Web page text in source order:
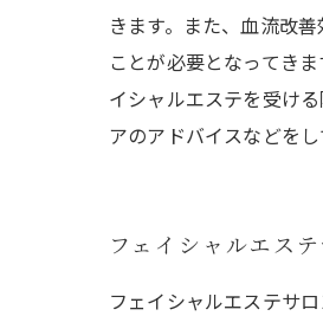
きます。また、血流改
ことが必要となってき
イシャルエステを受け
アのアドバイスなどを
フェイシャルエス
フェイシャルエステサ